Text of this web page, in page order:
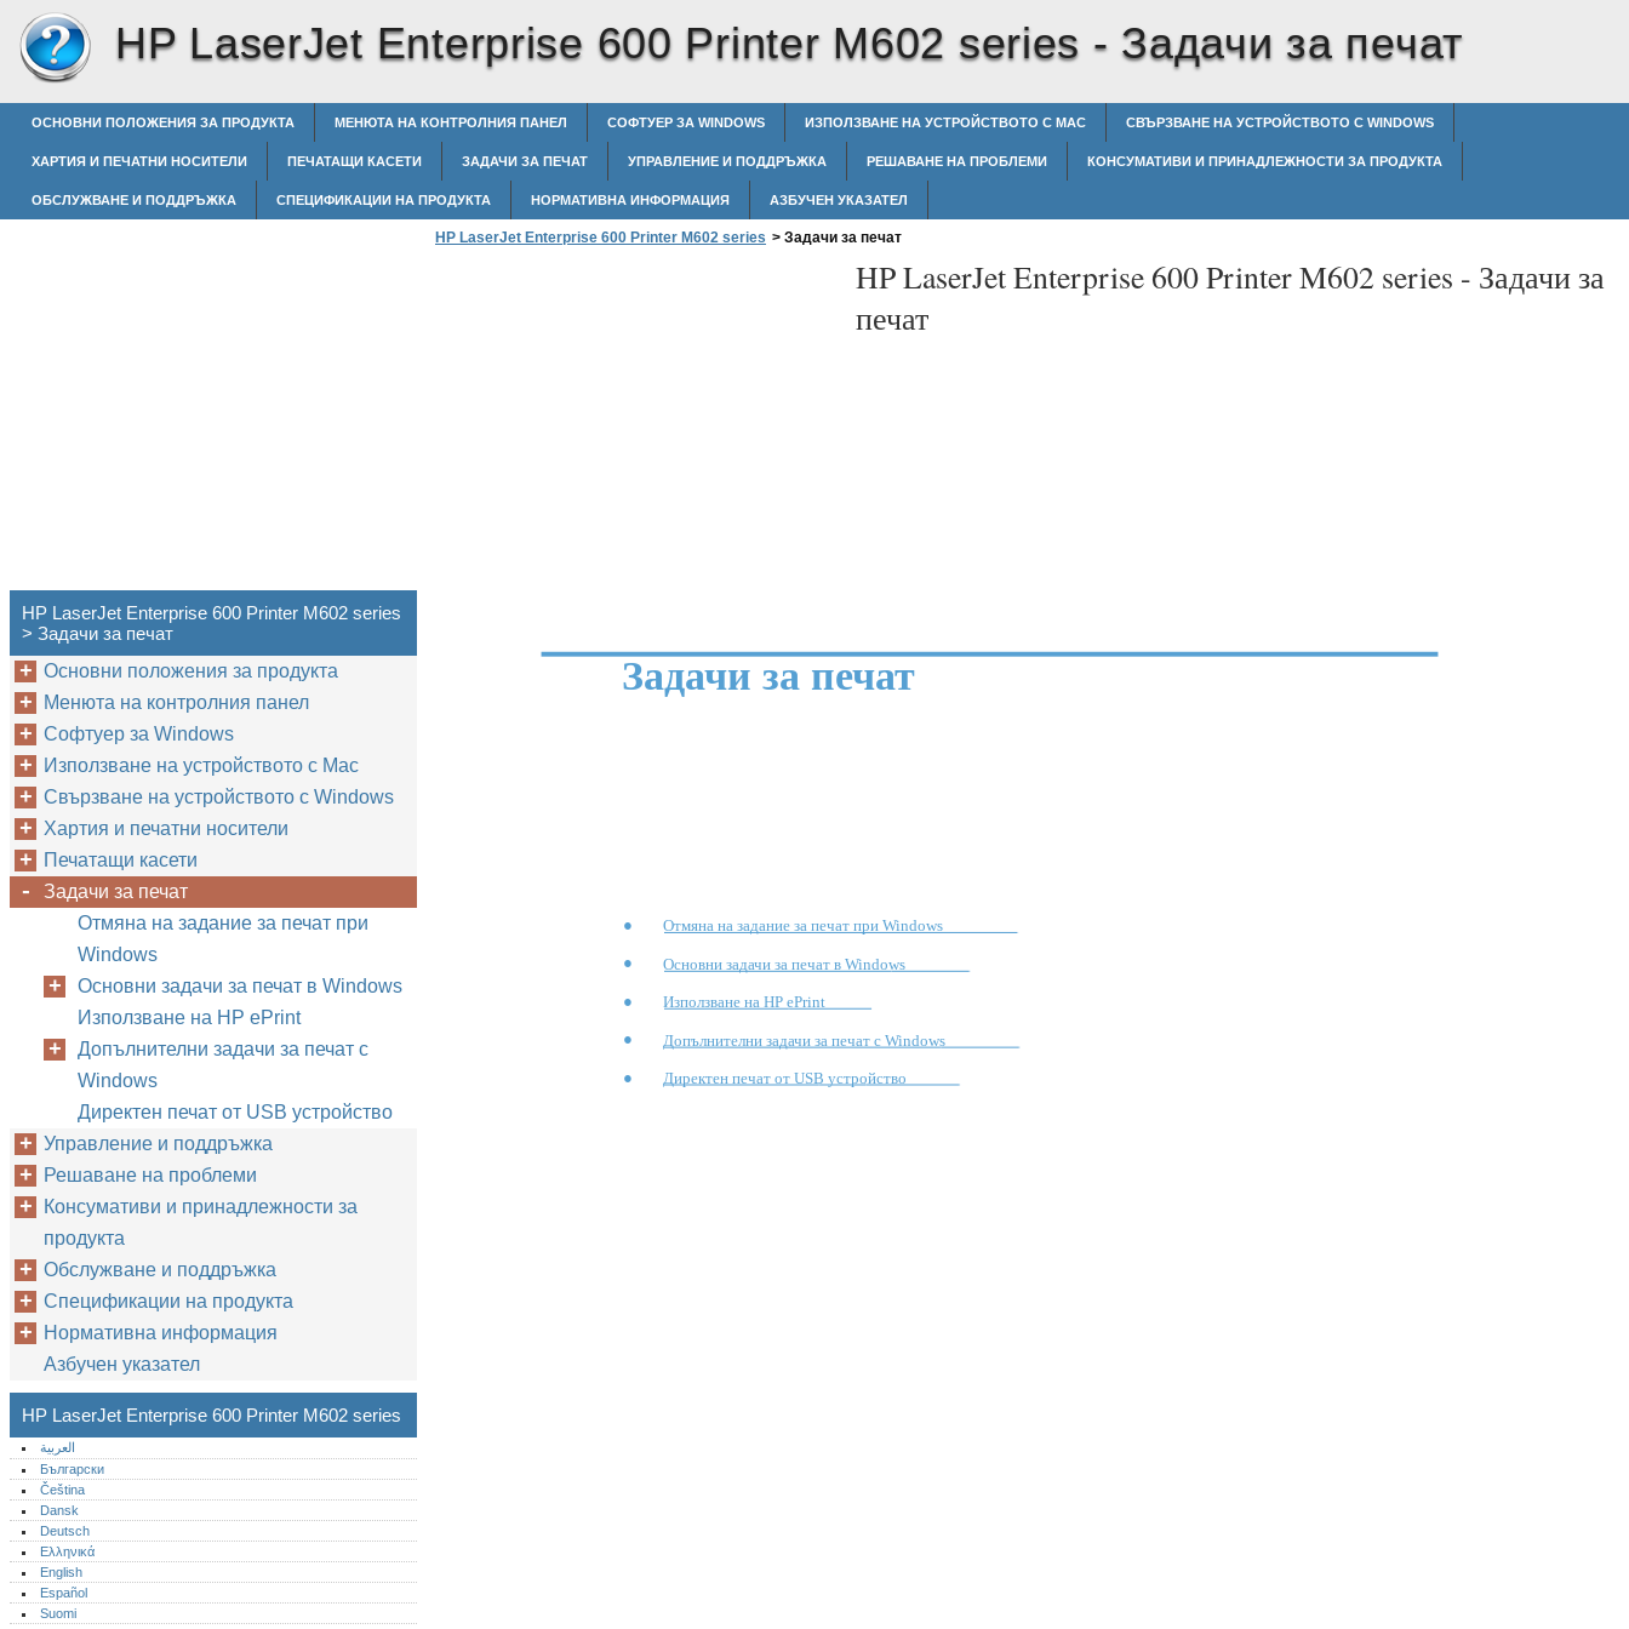
HP LaserJet Enterprise 600 Printer M602 series - Задачи за печат
ОСНОВНИ ПОЛОЖЕНИЯ ЗА ПРОДУКТА МЕНЮТА НА КОНТРОЛНИЯ ПАНЕЛ СОФТУЕР ЗА WINDOWS ИЗПОЛЗВАНЕ НА УСТРОЙСТВОТО С MAC СВЪРЗВАНЕ НА УСТРОЙСТВОТО С WINDOWS
ХАРТИЯ И ПЕЧАТНИ НОСИТЕЛИ ПЕЧАТАЩИ КАСЕТИ ЗАДАЧИ ЗА ПЕЧАТ УПРАВЛЕНИЕ И ПОДДРЪЖКА РЕШАВАНЕ НА ПРОБЛЕМИ КОНСУМАТИВИ И ПРИНАДЛЕЖНОСТИ ЗА ПРОДУКТА
ОБСЛУЖВАНЕ И ПОДДРЪЖКА СПЕЦИФИКАЦИИ НА ПРОДУКТА НОРМАТИВНА ИНФОРМАЦИЯ АЗБУЧЕН УКАЗАТЕЛ
HP LaserJet Enterprise 600 Printer M602 series > Задачи за печат
HP LaserJet Enterprise 600 Printer M602 series - Задачи за
печат
Задачи за печат
●
Отмяна на задание за печат при Windows
●
Основни задачи за печат в Windows
●
Използване на HP ePrint
●
Допълнителни задачи за печат с Windows
●
Директен печат от USB устройство
HP LaserJet Enterprise 600 Printer M602 series
> Задачи за печат
Основни положения за продукта
Менюта на контролния панел
Софтуер за Windows
Използване на устройството с Mac
Свързване на устройството с Windows
Хартия и печатни носители
Печатащи касети
Задачи за печат
Отмяна на задание за печат при
Windows
Основни задачи за печат в Windows
Използване на HP ePrint
Допълнителни задачи за печат с
Windows
Директен печат от USB устройство
Управление и поддръжка
Решаване на проблеми
Консумативи и принадлежности за
продукта
Обслужване и поддръжка
Спецификации на продукта
Нормативна информация
Азбучен указател
HP LaserJet Enterprise 600 Printer M602 series
العربية
Български
Čeština
Dansk
Deutsch
Ελληνικά
English
Español
Suomi